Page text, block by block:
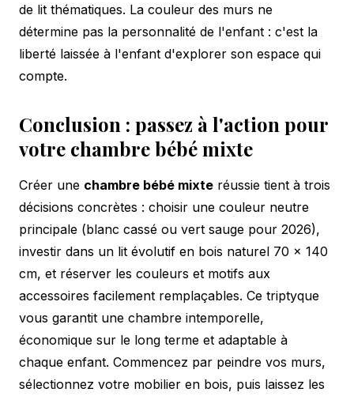
de lit thématiques. La couleur des murs ne
détermine pas la personnalité de l'enfant : c'est la
liberté laissée à l'enfant d'explorer son espace qui
compte.
Conclusion : passez à l'action pour
votre chambre bébé mixte
Créer une chambre bébé mixte réussie tient à trois
décisions concrètes : choisir une couleur neutre
principale (blanc cassé ou vert sauge pour 2026),
investir dans un lit évolutif en bois naturel 70 x 140
cm, et réserver les couleurs et motifs aux
accessoires facilement remplaçables. Ce triptyque
vous garantit une chambre intemporelle,
économique sur le long terme et adaptable à
chaque enfant. Commencez par peindre vos murs,
sélectionnez votre mobilier en bois, puis laissez les